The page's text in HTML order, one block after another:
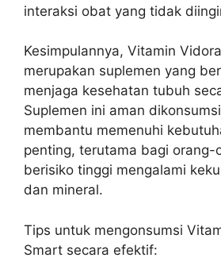
interaksi obat yang tidak
Kesimpulannya, Vitamin
merupakan suplemen yang
menjaga kesehatan tubuh
Suplemen ini aman
membantu memenuhi
penting, terutama bagi orang-
berisiko tinggi mengalami
dan mineral.
Tips untuk mengonsumsi
Smart secara efektif: